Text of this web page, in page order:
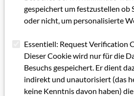
gespeichert um festzustellen ob
oder nicht, um personalisierte
Essentiell: Request Verification
Dieser Cookie wird nur für die
Besuchs gespeichert. Er dient
indirekt und unautorisiert (das
keine Kenntnis davon haben)